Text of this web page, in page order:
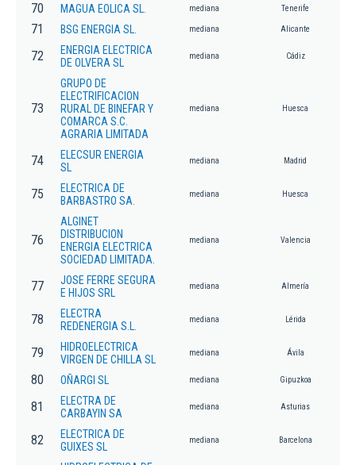
70 MAGUA EOLICA SL. mediana Tenerife
71 BSG ENERGIA SL. mediana Alicante
72
ENERGIA ELECTRICA
DE OLVERA SL
mediana Cádiz
73
GRUPO DE
ELECTRIFICACION
RURAL DE BINEFAR Y
COMARCA S.C.
AGRARIA LIMITADA
mediana Huesca
74
ELECSUR ENERGIA
SL
mediana Madrid
75
ELECTRICA DE
BARBASTRO SA.
mediana Huesca
76
ALGINET
DISTRIBUCION
ENERGIA ELECTRICA
SOCIEDAD LIMITADA.
mediana Valencia
77
JOSE FERRE SEGURA
E HIJOS SRL
mediana Almería
78
ELECTRA
REDENERGIA S.L.
mediana Lérida
79
HIDROELECTRICA
VIRGEN DE CHILLA SL
mediana Ávila
80 OÑARGI SL mediana Gipuzkoa
81
ELECTRA DE
CARBAYIN SA
mediana Asturias
82
ELECTRICA DE
GUIXES SL
mediana Barcelona